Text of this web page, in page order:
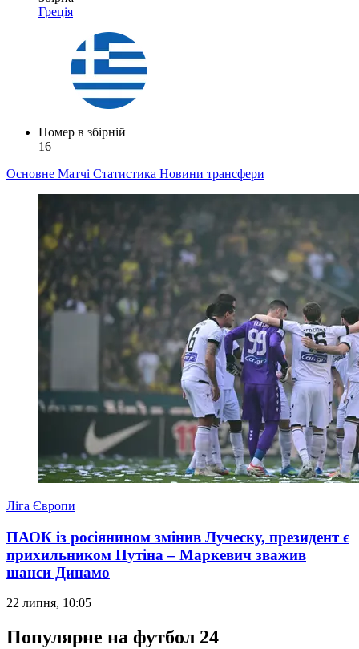
Греція
Номер в збірній
16
Основне Матчі Статистика Новини трансфери
Ліга Європи
ПАОК із росіянином змінив Луческу, президент є
прихильником Путіна – Маркевич зважив
шанси Динамо
22 липня, 10:05
Популярне на футбол 24